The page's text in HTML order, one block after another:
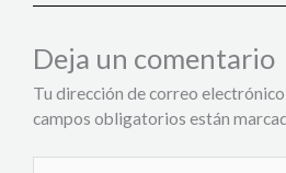
Deja un comentario
Tu dirección de correo electrónico
campos obligatorios están